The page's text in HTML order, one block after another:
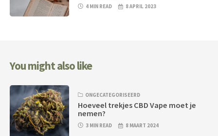
4 MIN READ 8 APRIL 2023
You might also like
ONGECATEGORISEERD
Hoeveel trekjes CBD Vape moet je
nemen?
3 MIN READ 8 MAART 2024